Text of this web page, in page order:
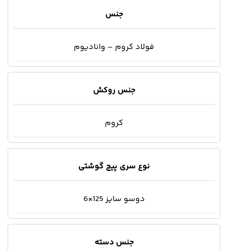
جنس
فولاد کروم – وانادیوم
جنس روکش
کروم
نوع سری پیچ گوشتی
دوسو سایز 125×6
جنس دسته